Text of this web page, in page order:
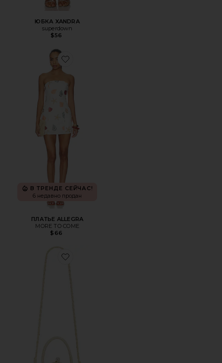
ЮБКА XANDRA
superdown
$56
Favorite ПЛАТЬЕ ALLEGRA
В ТРЕНДЕ СЕЙЧАС!
6 недавно продан
ПЛАТЬЕ ALLEGRA
MORE TO COME
$66
Favorite СУМКА SANDY